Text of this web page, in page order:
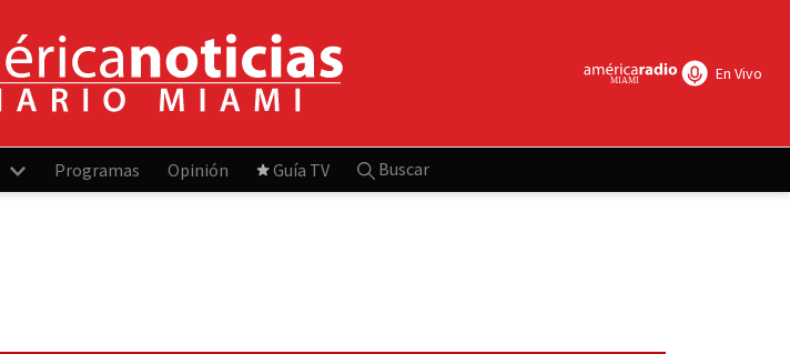
En Vivo
Programas Opinión Guía TV Buscar